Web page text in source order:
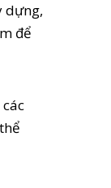
dựng,
để